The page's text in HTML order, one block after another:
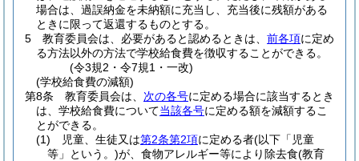
場合は、過誤納金を未納額に充当し、充当後に残額がある
ときに限って返還するものとする。
5
教育委員会は、必要があると認めるときは、 前各項に定め
る方法以外の方法で学校給食費を徴収することができる。
(令3規2・令7規1・一改)
(学校給食費の減額)
第8条
教育委員会は、 次の各号に定める場合に該当するとき
は、学校給食費について当該各号に定める額を減額するこ
とができる。
(1)
児童、生徒又は第2条第2項に定める者(以下「児童
等」という。)が、食物アレルギー等により除去食(教育